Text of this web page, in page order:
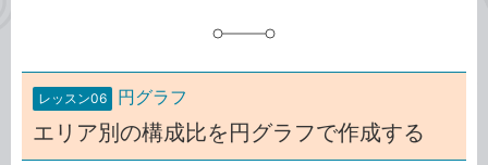
レッスン06 円グラフ
エリア別の構成比を円グラフで作成する